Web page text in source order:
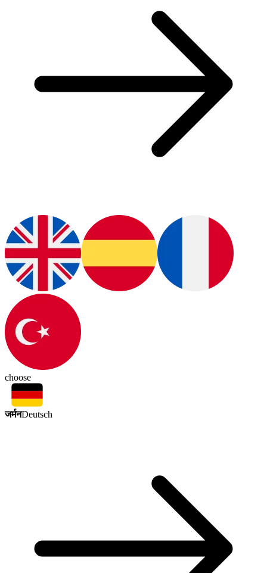
choose
जर्मनDeutsch